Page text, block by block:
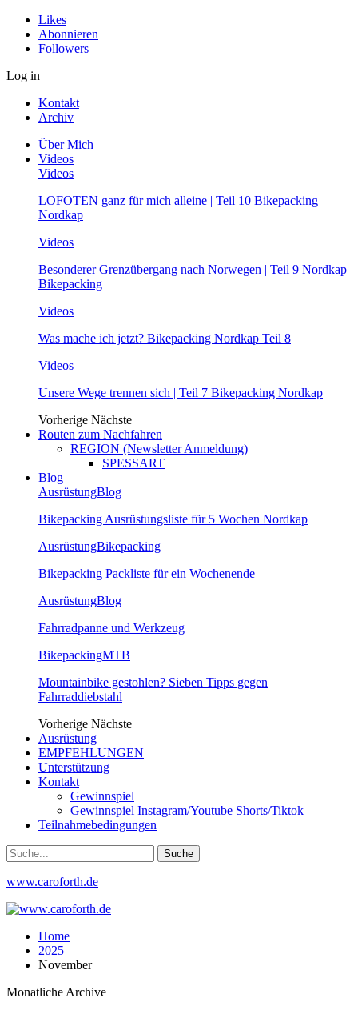
Likes
Abonnieren
Followers
Log in
Kontakt
Archiv
Über Mich
Videos
Videos
LOFOTEN ganz für mich alleine | Teil 10 Bikepacking
Nordkap
Videos
Besonderer Grenzübergang nach Norwegen | Teil 9 Nordkap
Bikepacking
Videos
Was mache ich jetzt? Bikepacking Nordkap Teil 8
Videos
Unsere Wege trennen sich | Teil 7 Bikepacking Nordkap
Vorherige Nächste
Routen zum Nachfahren
REGION (Newsletter Anmeldung)
SPESSART
Blog
AusrüstungBlog
Bikepacking Ausrüstungsliste für 5 Wochen Nordkap
AusrüstungBikepacking
Bikepacking Packliste für ein Wochenende
AusrüstungBlog
Fahrradpanne und Werkzeug
BikepackingMTB
Mountainbike gestohlen? Sieben Tipps gegen
Fahrraddiebstahl
Vorherige Nächste
Ausrüstung
EMPFEHLUNGEN
Unterstützung
Kontakt
Gewinnspiel
Gewinnspiel Instagram/Youtube Shorts/Tiktok
Teilnahmebedingungen
www.caroforth.de
Home
2025
November
Monatliche Archive